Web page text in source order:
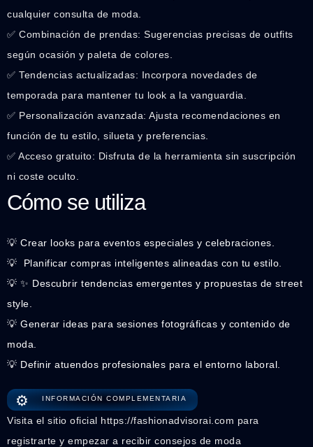
cualquier consulta de moda.
✅ Combinación de prendas: Sugerencias precisas de outfits
según ocasión y paleta de colores.
✅ Tendencias actualizadas: Incorpora novedades de
temporada para mantener tu look a la vanguardia.
✅ Personalización avanzada: Ajusta recomendaciones en
función de tu estilo, silueta y preferencias.
✅ Acceso gratuito: Disfruta de la herramienta sin suscripción
ni coste oculto.
Cómo se utiliza
💡 Crear looks para eventos especiales y celebraciones.
💡 ️ Planificar compras inteligentes alineadas con tu estilo.
💡 ✨ Descubrir tendencias emergentes y propuestas de street
style.
💡 Generar ideas para sesiones fotográficas y contenido de
moda.
💡 Definir atuendos profesionales para el entorno laboral.
⚙️ INFORMACIÓN COMPLEMENTARIA
Visita el sitio oficial https://fashionadvisorai.com para
registrarte y empezar a recibir consejos de moda